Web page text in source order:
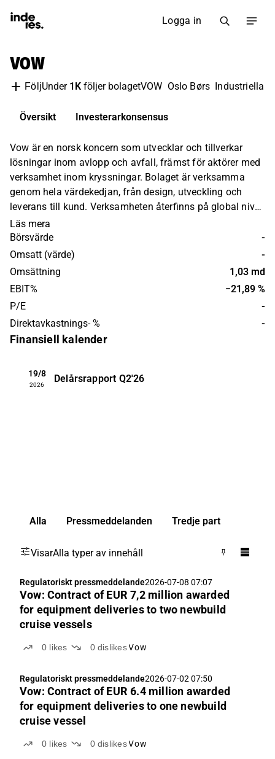
Logga in
VOW
FöljUnder 1K följer bolagetVOW Oslo Børs Industriella
Översikt Investerarkonsensus
Vow är en norsk koncern som utvecklar och tillverkar
lösningar inom avlopp och avfall, främst för aktörer med
verksamhet inom kryssningar. Bolaget är verksamma
genom hela värdekedjan, från design, utveckling och
leverans till kund. Verksamheten återfinns på global nivå
med störst koncentration till Europa och USA. Bolaget
gick tidigare under namnet Scanship Holding och har sitt
huvudkontor i Lysaker, Norge.
Läs mera
Börsvärde
-
Omsatt (värde)
-
Omsättning
1,03 md
EBIT%
−21,89 %
P/E
-
Direktavkastnings- %
-
Finansiell kalender
19/8
2026
Delårsrapport Q2'26
Alla Pressmeddelanden Tredje part
VisarAlla typer av innehåll
Regulatoriskt pressmeddelande2026-07-08 07:07
Vow: Contract of EUR 7,2 million awarded
for equipment deliveries to two newbuild
cruise vessels
0 likes 0 dislikes Vow
Regulatoriskt pressmeddelande2026-07-02 07:50
Vow: Contract of EUR 6.4 million awarded
for equipment deliveries to one newbuild
cruise vessel
0 likes 0 dislikes Vow